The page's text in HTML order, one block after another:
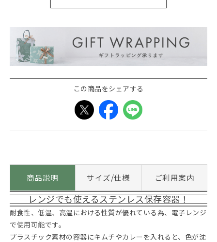
この商品をシェアする
商品説明 サイズ/仕様 ご利用案内
レンジでも使えるステンレス保存容器！
耐食性、低温、高温における性質が優れている為、電子レンジ
で使用可能です。
プラスチック素材の容器にキムチやカレーを入れると、色が沈